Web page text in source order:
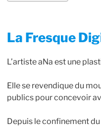
La Fresque
L’artiste aNa est une
Elle se revendique du
publics pour concevoir
Depuis le confinement